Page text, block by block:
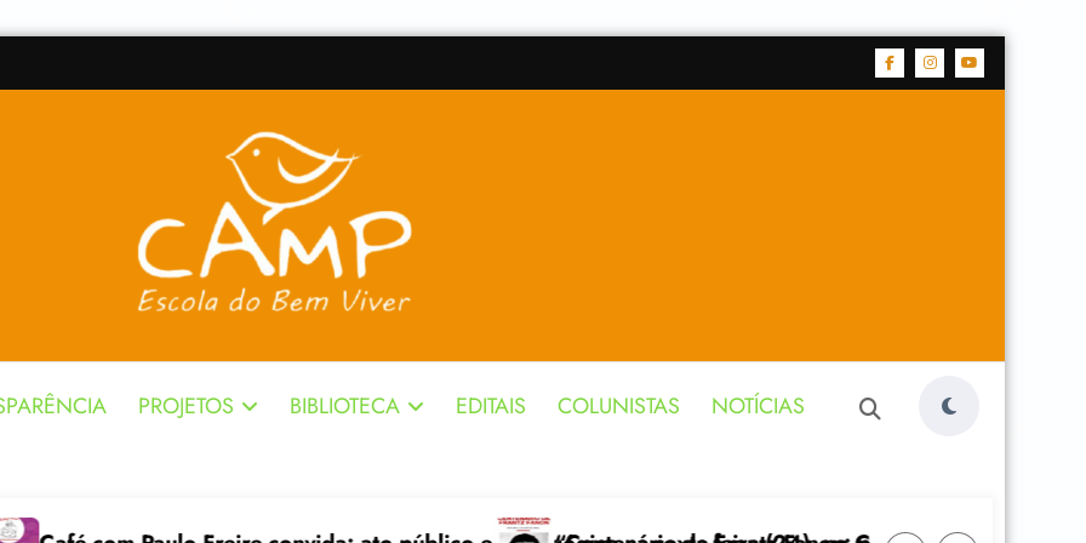
PROJETOS BIBLIOTECA EDITAIS COLUNISTAS NOTÍCIAS